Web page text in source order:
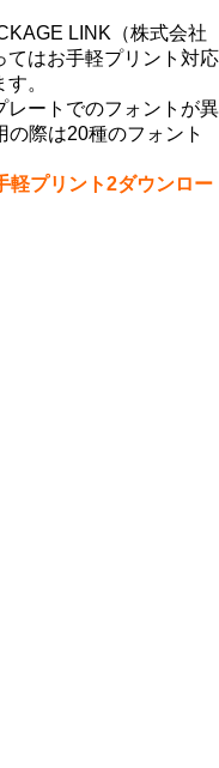
LINK（株式会社
てはお手軽プリント対応
。
レートでのフォントが異
際は20種のフォント
プリント2ダウンロー